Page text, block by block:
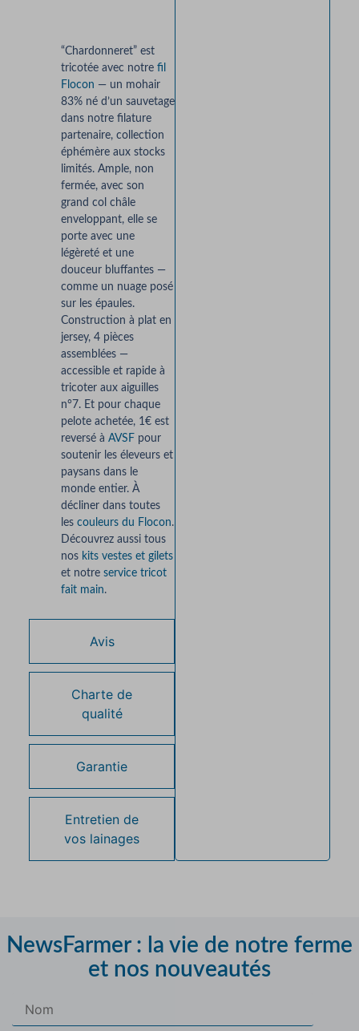
Avis
Charte de
qualité
Garantie
Entretien de
vos lainages
“Chardonneret” est
tricotée avec notre fil
Flocon — un mohair
83% né d’un sauvetage
dans notre filature
partenaire, collection
éphémère aux stocks
limités. Ample, non
fermée, avec son
grand col châle
enveloppant, elle se
porte avec une
légèreté et une
douceur bluffantes —
comme un nuage posé
sur les épaules.
Construction à plat en
jersey, 4 pièces
assemblées —
accessible et rapide à
tricoter aux aiguilles
n°7. Et pour chaque
pelote achetée, 1€ est
reversé à AVSF pour
soutenir les éleveurs et
paysans dans le
monde entier. À
décliner dans toutes
les couleurs du Flocon.
Découvrez aussi tous
nos kits vestes et gilets
et notre service tricot
fait main.
NewsFarmer : la vie de notre ferme
et nos nouveautés